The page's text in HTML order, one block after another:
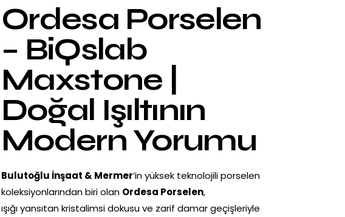
Ordesa Porselen
– BiQslab
Maxstone |
Doğal Işıltının
Modern Yorumu
Bulutoğlu İnşaat & Mermer’in yüksek teknolojili porselen
koleksiyonlarından biri olan Ordesa Porselen,
ışığı yansıtan kristalimsi dokusu ve zarif damar geçişleriyle